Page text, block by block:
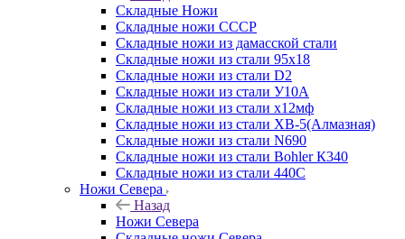
Складные Ножи
Cкладные ножи СССР
Складные ножи из дамасской стали
Складные ножи из стали 95х18
Складные ножи из стали D2
Складные ножи из стали У10А
Складные ножи из стали х12мф
Складные ножи из стали ХВ-5(Алмазная)
Складные ножи из стали N690
Складные ножи из стали Bohler К340
Складные ножи из стали 440С
Ножи Севера
Назад
Ножи Севера